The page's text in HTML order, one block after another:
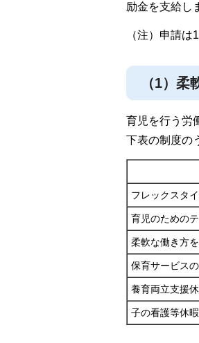
励金を支給し
（注）申請
（1）柔
育児を行う労
下表の制度の
フレックスタ
育児のための
柔軟な働き方
保育サービス
養育両立支援
子の看護等休